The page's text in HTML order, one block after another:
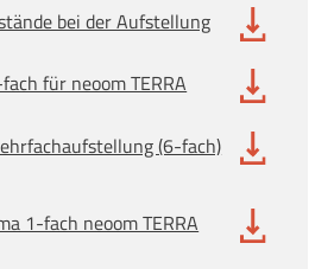
bei der Aufstellung
für neoom TERRA
(6-fach)
1-fach neoom TERRA